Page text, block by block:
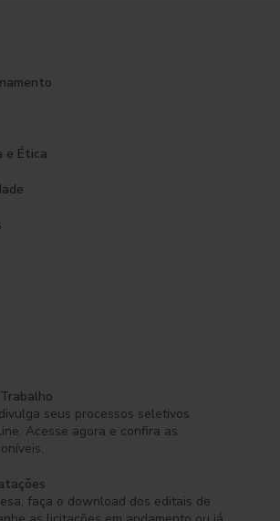
e Ética
seus processos seletivos
Acesse agora e confira as
faça o download dos editais de